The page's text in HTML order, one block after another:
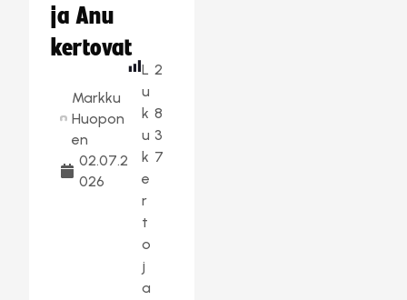
ja Anu
kertovat
Markku
Huopon
en
02.07.2
026
L
u
k
u
k
e
r
t
o
j
a
2
8
3
7